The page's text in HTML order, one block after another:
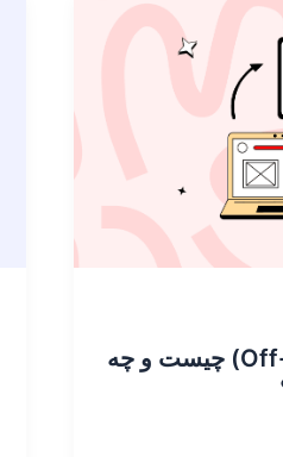
سئو خارجی (Off-Page SEO) چیست و چه